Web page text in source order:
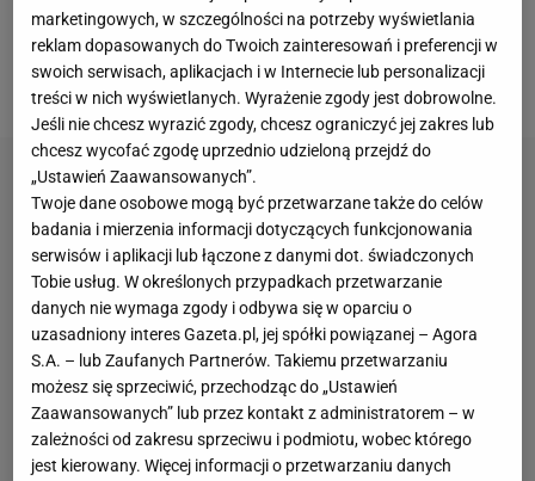
pewną szansą na wywalczenie stabilnej pozycji w
pierwszym składzie. Szybko się jednak okazało, że
Rumun nie jest jego fanem.
marketingowych, w szczególności na potrzeby wyświetlania
reklam dopasowanych do Twoich zainteresowań i preferencji w
swoich serwisach, aplikacjach i w Internecie lub personalizacji
treści w nich wyświetlanych. Wyrażenie zgody jest dobrowolne.
Jeśli nie chcesz wyrazić zgody, chcesz ograniczyć jej zakres lub
chcesz wycofać zgodę uprzednio udzieloną przejdź do
„Ustawień Zaawansowanych”.
Twoje dane osobowe mogą być przetwarzane także do celów
badania i mierzenia informacji dotyczących funkcjonowania
serwisów i aplikacji lub łączone z danymi dot. świadczonych
Tobie usług. W określonych przypadkach przetwarzanie
danych nie wymaga zgody i odbywa się w oparciu o
uzasadniony interes Gazeta.pl, jej spółki powiązanej – Agora
S.A. – lub Zaufanych Partnerów. Takiemu przetwarzaniu
możesz się sprzeciwić, przechodząc do „Ustawień
Zaawansowanych” lub przez kontakt z administratorem – w
zależności od zakresu sprzeciwu i podmiotu, wobec którego
jest kierowany. Więcej informacji o przetwarzaniu danych